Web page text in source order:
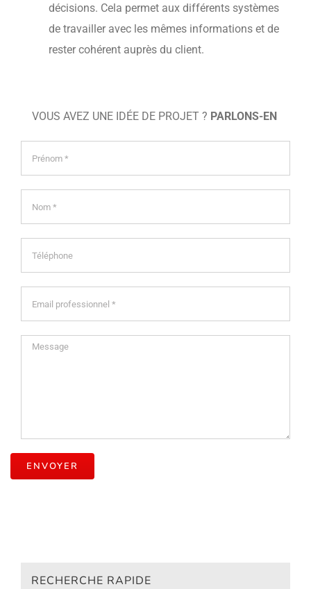
décisions. Cela permet aux différents systèmes
de travailler avec les mêmes informations et de
rester cohérent auprès du client.
VOUS AVEZ UNE IDÉE DE PROJET ? PARLONS-EN
RECHERCHE RAPIDE